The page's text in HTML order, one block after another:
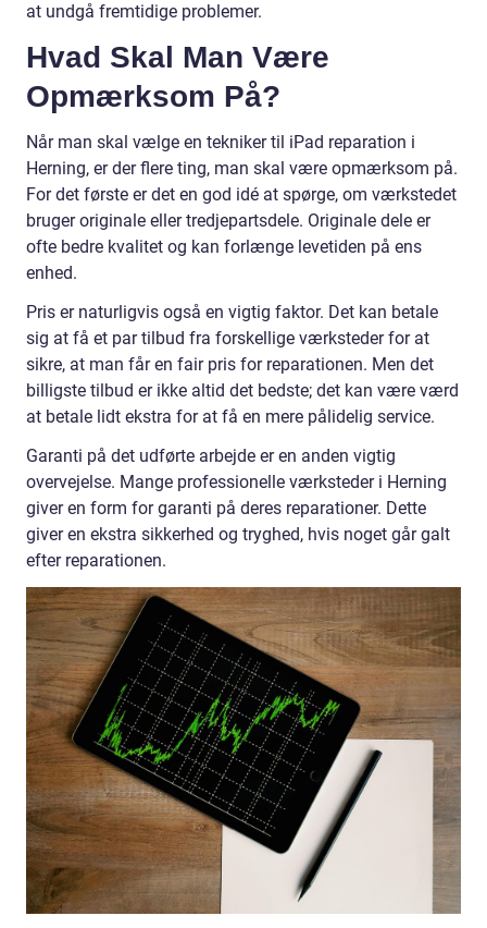
at undgå fremtidige problemer.
Hvad Skal Man Være
Opmærksom På?
Når man skal vælge en tekniker til iPad reparation i
Herning, er der flere ting, man skal være opmærksom på.
For det første er det en god idé at spørge, om værkstedet
bruger originale eller tredjepartsdele. Originale dele er
ofte bedre kvalitet og kan forlænge levetiden på ens
enhed.
Pris er naturligvis også en vigtig faktor. Det kan betale
sig at få et par tilbud fra forskellige værksteder for at
sikre, at man får en fair pris for reparationen. Men det
billigste tilbud er ikke altid det bedste; det kan være værd
at betale lidt ekstra for at få en mere pålidelig service.
Garanti på det udførte arbejde er en anden vigtig
overvejelse. Mange professionelle værksteder i Herning
giver en form for garanti på deres reparationer. Dette
giver en ekstra sikkerhed og tryghed, hvis noget går galt
efter reparationen.